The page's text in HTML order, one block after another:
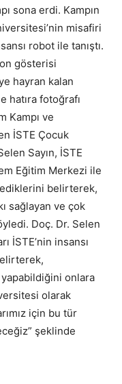
sona erdi. Kampın
misafiri
robot ile tanıştı.
gösterisi
hayran kalan
hatıra fotoğrafı
Kampı ve
İSTE Çocuk
Sayın, İSTE
Eğitim Merkezi ile
belirterek,
sağlayan ve çok
Doç. Dr. Selen
İSTE’nin insansı
onlara
olarak
için bu tür
şeklinde